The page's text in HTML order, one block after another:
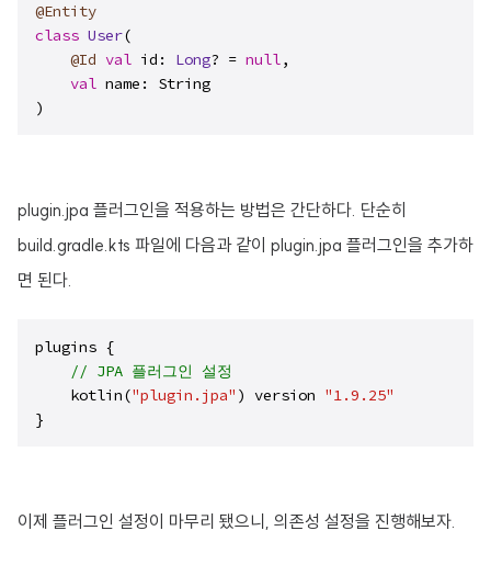
@Entity
class User(
@Id val id: Long? = null,
val name: String
)
plugin.jpa 플러그인을 적용하는 방법은 간단하다. 단순히
build.gradle.kts 파일에 다음과 같이 plugin.jpa 플러그인을 추가하
면 된다.
plugins {
// JPA 플러그인 설정
    kotlin(
"plugin.jpa" ) version "1.9.25"
}
이제 플러그인 설정이 마무리 됐으니, 의존성 설정을 진행해보자.